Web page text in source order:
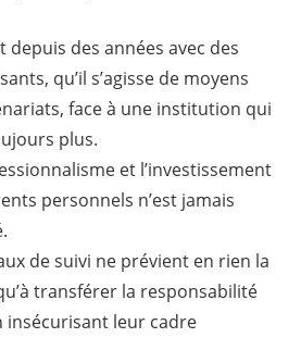
depuis des années avec des
qu’il s’agisse de moyens
face à une institution qui
plus.
et l’investissement
personnels n’est jamais
de suivi ne prévient en rien la
transférer la responsabilité
insécurisant leur cadre